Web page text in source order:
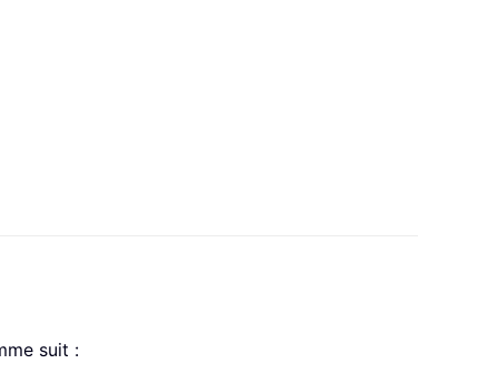
suit :